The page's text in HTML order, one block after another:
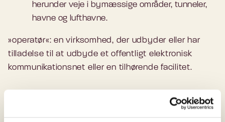
herunder veje i bymæssige områder, tunneler,
havne og lufthavne.
»operatør«: en virksomhed, der udbyder eller har
tilladelse til at udbyde et offentligt elektronisk
kommunikationsnet eller en tilhørende facilitet.